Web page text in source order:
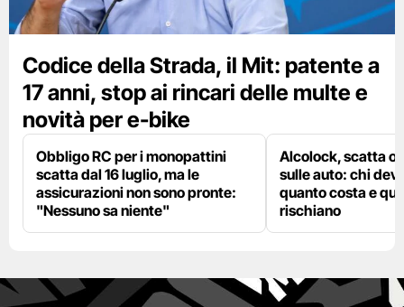
Codice della Strada, il Mit: patente a
17 anni, stop ai rincari delle multe e
novità per e-bike
Obbligo RC per i monopattini
scatta dal 16 luglio, ma le
assicurazioni non sono pronte:
"Nessuno sa niente"
Alcolock, scatta
sulle auto: chi
quanto costa e
rischiano